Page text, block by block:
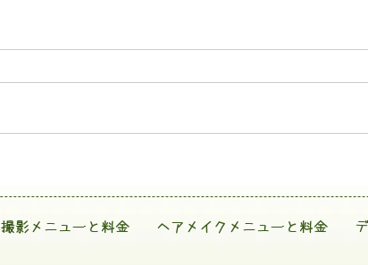
撮影メニューと料金 ヘアメイクメニューと料金